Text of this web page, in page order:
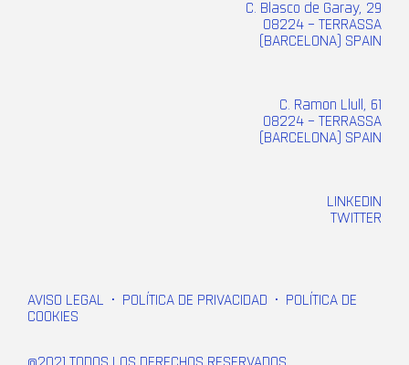
C. Blasco de Garay, 29
08224 – TERRASSA
(BARCELONA) SPAIN
C. Ramon Llull, 61
08224 – TERRASSA
(BARCELONA) SPAIN
LINKEDIN
TWITTER
AVISO LEGAL • POLÍTICA DE PRIVACIDAD •
POLÍTICA DE
COOKIES